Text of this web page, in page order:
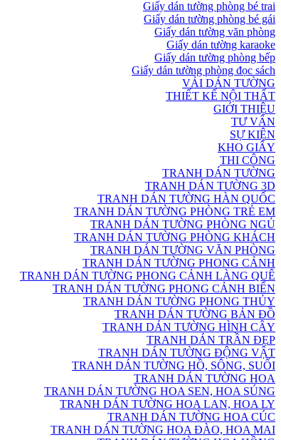
Giấy dán tường phòng bé trai
Giấy dán tường phòng bé gái
Giấy dán tường văn phòng
Giấy dán tường karaoke
Giấy dán tường phòng bếp
Giấy dán tường phòng đọc sách
VẢI DÁN TƯỜNG
THIẾT KẾ NỘI THẤT
GIỚI THIỆU
TƯ VẤN
SỰ KIỆN
KHO GIẤY
THI CÔNG
TRANH DÁN TƯỜNG
TRANH DÁN TƯỜNG 3D
TRANH DÁN TƯỜNG HÀN QUỐC
TRANH DÁN TƯỜNG PHÒNG TRẺ EM
TRANH DÁN TƯỜNG PHÒNG NGỦ
TRANH DÁN TƯỜNG PHÒNG KHÁCH
TRANH DÁN TƯỜNG VĂN PHÒNG
TRANH DÁN TƯỜNG PHONG CẢNH
TRANH DÁN TƯỜNG PHONG CẢNH LÀNG QUÊ
TRANH DÁN TƯỜNG PHONG CẢNH BIỂN
TRANH DÁN TƯỜNG PHONG THỦY
TRANH DÁN TƯỜNG BẢN ĐỒ
TRANH DÁN TƯỜNG HÌNH CÂY
TRANH DÁN TRẦN ĐẸP
TRANH DÁN TƯỜNG ĐỘNG VẬT
TRANH DÁN TƯỜNG HỒ, SÔNG, SUỐI
TRANH DÁN TƯỜNG HOA
TRANH DÁN TƯỜNG HOA SEN, HOA SÚNG
TRANH DÁN TƯỜNG HOA LAN, HOA LY
TRANH DÁN TƯỜNG HOA CÚC
TRANH DÁN TƯỜNG HOA ĐÀO, HOA MAI